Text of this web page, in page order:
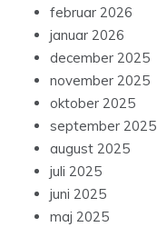
februar 2026
januar 2026
december 2025
november 2025
oktober 2025
september 2025
august 2025
juli 2025
juni 2025
maj 2025